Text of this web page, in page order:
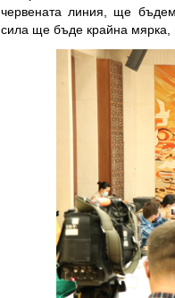
червената линия, ще
сила ще бъде крайна мярка,